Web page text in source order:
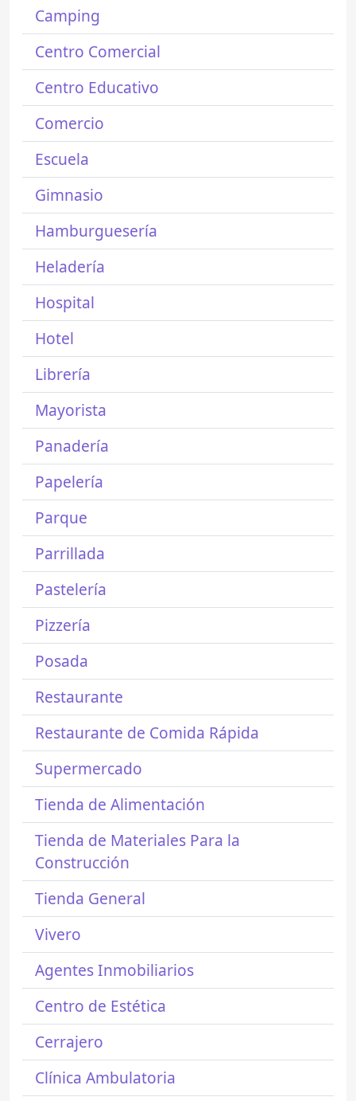
Camping
Centro Comercial
Centro Educativo
Comercio
Escuela
Gimnasio
Hamburguesería
Heladería
Hospital
Hotel
Librería
Mayorista
Panadería
Papelería
Parque
Parrillada
Pastelería
Pizzería
Posada
Restaurante
Restaurante de Comida Rápida
Supermercado
Tienda de Alimentación
Tienda de Materiales Para la
Construcción
Tienda General
Vivero
Agentes Inmobiliarios
Centro de Estética
Cerrajero
Clínica Ambulatoria